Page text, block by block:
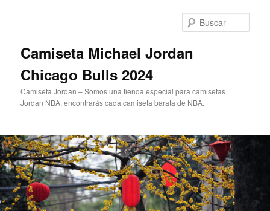
Camiseta Michael Jordan
Chicago Bulls 2024
Camiseta Jordan – Somos una tienda especial para camisetas
Jordan NBA, encontrarás cada camiseta barata de NBA.